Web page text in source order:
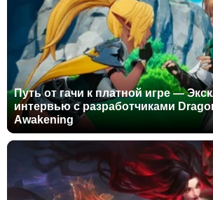
Путь от гачи к платной игре —
интервью с разработчиками
Awakening